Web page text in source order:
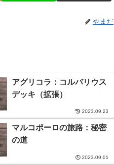
やまだ
アグリコラ：コルバリウス
デッキ（拡張）
2023.09.23
マルコポーロの旅路：秘密
の道
2023.09.01